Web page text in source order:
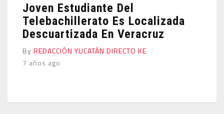
Joven Estudiante Del
Telebachillerato Es Localizada
Descuartizada En Veracruz
By REDACCIÓN YUCATÁN DIRECTO KE
7 años ago